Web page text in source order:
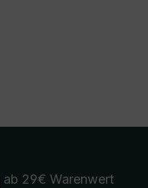
ab 29€ Warenwert